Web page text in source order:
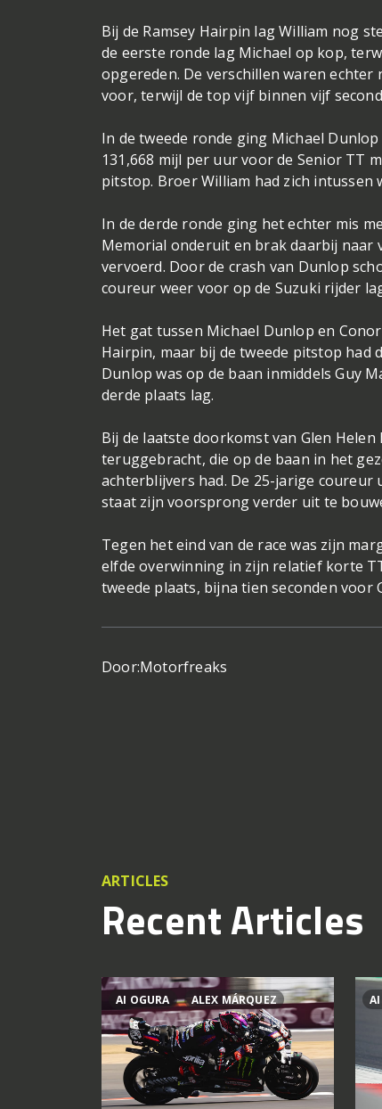
Bij de Ramsey Hairpin lag William nog
de eerste ronde lag Michael op kop,
opgereden. De verschillen waren
voor, terwijl de top vijf binnen vijf
In de tweede ronde ging Michael
131,668 mijl per uur voor de Senior TT
pitstop. Broer William had zich intussen
In de derde ronde ging het echter mis
Memorial onderuit en brak daarbij naar
vervoerd. Door de crash van Dunlop
coureur weer voor op de Suzuki rijder
Het gat tussen Michael Dunlop en
Hairpin, maar bij de tweede pitstop had
Dunlop was op de baan inmiddels Guy
derde plaats lag.
Bij de laatste doorkomst van Glen
teruggebracht, die op de baan in het
achterblijvers had. De 25-jarige coureur
staat zijn voorsprong verder uit te
Tegen het eind van de race was zijn
elfde overwinning in zijn relatief korte
tweede plaats, bijna tien seconden voor
Door:Motorfreaks
ARTICLES
Recent Articles
AI OGURA ALEX MÁRQUEZ